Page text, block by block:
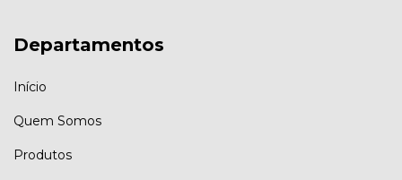
Departamentos
Início
Quem Somos
Produtos